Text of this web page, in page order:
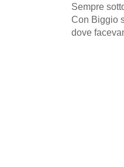
Sempre
Con Biggio
dove